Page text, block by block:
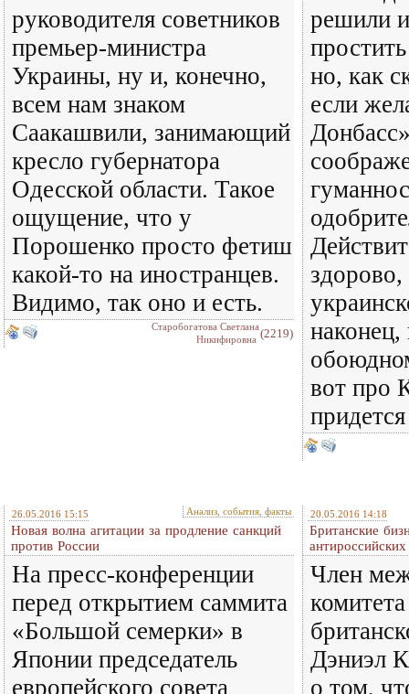
руководителя советников
премьер-министра
Украины, ну и, конечно,
всем нам знаком
Саакашвили, занимающий
кресло губернатора
Одесской области. Такое
ощущение, что у
Порошенко просто фетиш
какой-то на иностранцев.
Видимо, так оно и есть.
Старобогатова Светлана
Никифировна (2219)
решили
но, как
если
вот про
26.05.2016 15:15 Анализ, события, факты
Новая волна агитации за продление санкций
против России
На пресс-конференции
перед открытием саммита
«Большой семерки» в
Японии председатель
европейского совета
20.05.2016 14:18
Британские
Член
Дэниэл
о том,